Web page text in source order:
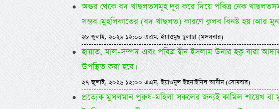
অন্তর থেকে বদ খাছলতসমূহ দূর করে দিয়ে পবিত্র নেক
সম্ভব। মুহলিকাতের (বদ খাছলত) কারণে ক্বলব বিনষ্ট হয়। আর
২৮ জুলাই, ২০২৬ ১২:০০ এএম, ইয়াওমুছ ছুলাছা (মঙ্গলবার)
হায়াত, মাল-সম্পদ এবং পবিত্র দ্বীন ইসলাম উনার হক্ব যারা
উপস্থিত করা হবে।
২৭ জুলাই, ২০২৬ ১২:০০ এএম, ইয়াওমুল ইছনাইনিল আযীম (সোমবার)
প্রত্যেক মুসলমান পুরুষ-মহিলা সকলের জন্যই কামিল শায়েখ বা